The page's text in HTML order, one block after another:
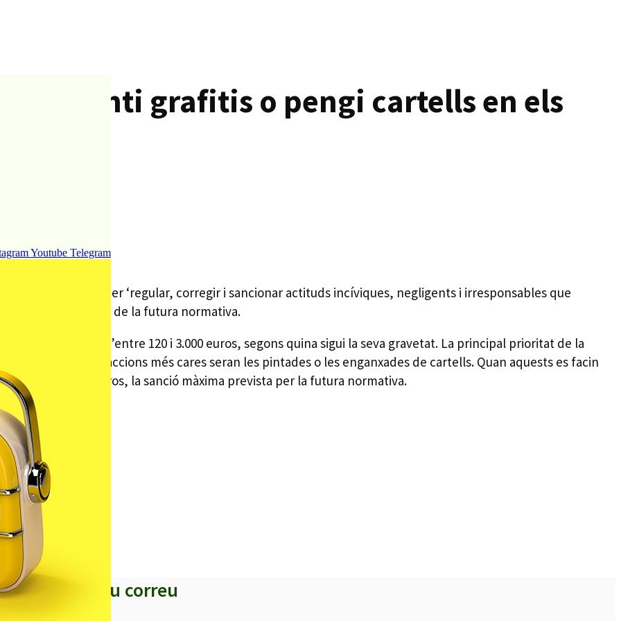
Youtube Telegram
a qui pinti grafitis o pengi cartells en els
de civisme per ‘regular, corregir i sancionar actituds incíviques, negligents i irresponsables que
en el preàmbul de la futura normativa.
amb multes d’entre 120 i 3.000 euros, segons quina sigui la seva gravetat. La principal prioritat de la
una de les infraccions més cares seran les pintades o les enganxades de cartells. Quan aquests es facin
als 3.000 euros, la sanció màxima prevista per la futura normativa.
titulars al teu correu